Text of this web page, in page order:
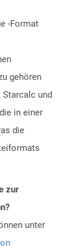
-Format
gehören
Starcalc und
in einer
die
zur
unter